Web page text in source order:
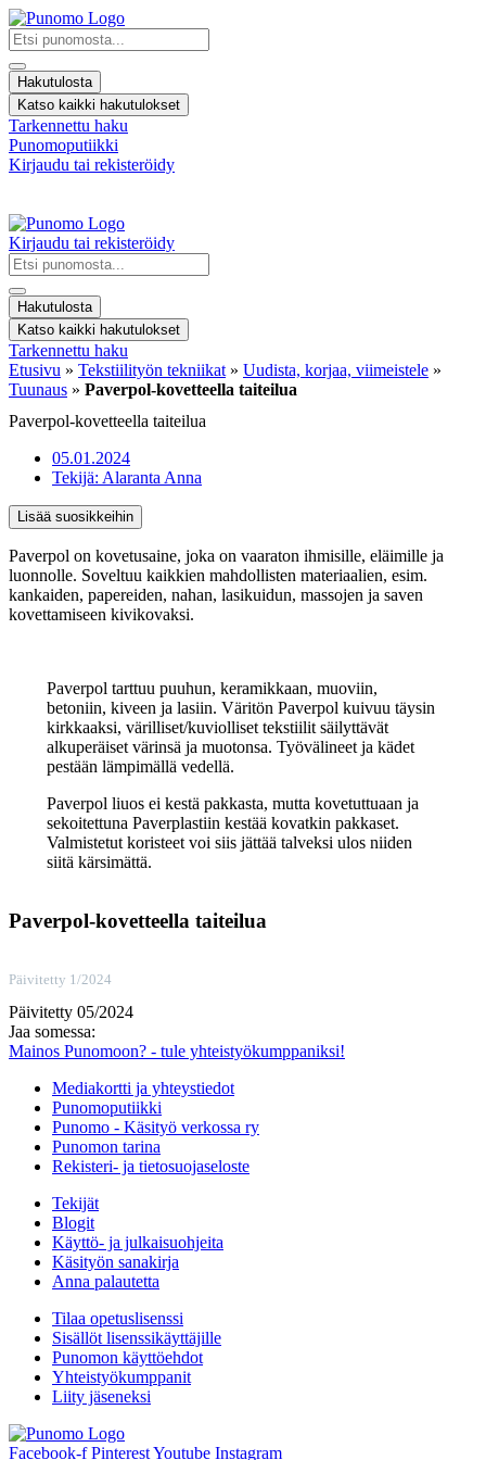
Mene
sisältöön
Search
...
Hakutulosta
Katso kaikki hakutulokset
Tarkennettu haku
Punomoputiikki
Kirjaudu tai rekisteröidy
Tekstiilityön
tekniikat
Teknisen työn
tekniikat
Työohjeet
ja -ideat
Käsityökulttuuri
Askartelua,
pientä kivaa
Ideointi
ja suunnittelu
Teoriatieto
Kirjaudu tai rekisteröidy
Search
...
Hakutulosta
Katso kaikki hakutulokset
Tarkennettu haku
Etusivu » Tekstiilityön tekniikat » Uudista, korjaa, viimeistele »
Tuunaus » Paverpol-kovetteella taiteilua
Paverpol-kovetteella taiteilua
05.01.2024
Tekijä: Alaranta Anna
Lisää suosikkeihin
Paverpol on kovetusaine, joka on vaaraton ihmisille, eläimille ja
luonnolle. Soveltuu kaikkien mahdollisten materiaalien, esim.
kankaiden, papereiden, nahan, lasikuidun, massojen ja saven
kovettamiseen kivikovaksi.
Paverpol tarttuu puuhun, keramikkaan, muoviin,
betoniin, kiveen ja lasiin. Väritön Paverpol kuivuu täysin
kirkkaaksi, värilliset/kuviolliset tekstiilit säilyttävät
alkuperäiset värinsä ja muotonsa. Työvälineet ja kädet
pestään lämpimällä vedellä.
Paverpol liuos ei kestä pakkasta, mutta kovetuttuaan ja
sekoitettuna Paverplastiin kestää kovatkin pakkaset.
Valmistetut koristeet voi siis jättää talveksi ulos niiden
siitä kärsimättä.
Paverpol-kovetteella taiteilua
Päivitetty 1/2024
Päivitetty 05/2024
Jaa somessa:
Mainos Punomoon? - tule yhteistyökumppaniksi!
Mediakortti ja yhteystiedot
Punomoputiikki
Punomo - Käsityö verkossa ry
Punomon tarina
Rekisteri- ja tietosuojaseloste
Tekijät
Blogit
Käyttö- ja julkaisuohjeita
Käsityön sanakirja
Anna palautetta
Tilaa opetuslisenssi
Sisällöt lisenssikäyttäjille
Punomon käyttöehdot
Yhteistyökumppanit
Liity jäseneksi
Facebook-f PinterestYoutube Instagram